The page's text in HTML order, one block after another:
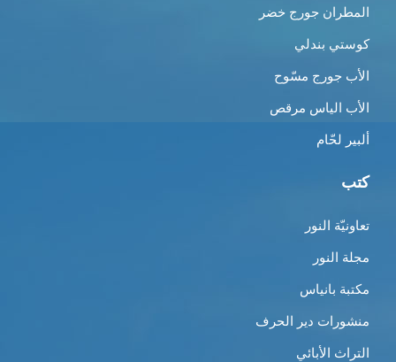
المطران جورج خضر
كوستي بندلي
الأب جورج مسّوح
الأب الياس مرقص
ألبير لحّام
كتب
تعاونيّة النور
مجلة النور
مكتبة بانياس
منشورات دير الحرف
التراث الأبائي